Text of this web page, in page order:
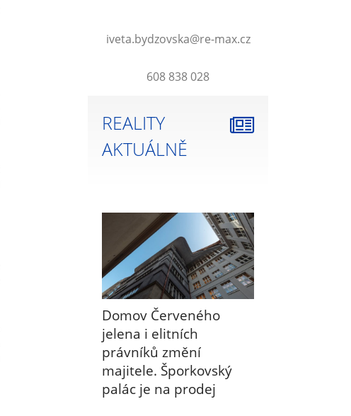
iveta.bydzovska@re-max.cz
608 838 028
REALITY
AKTUÁLNĚ
Domov Červeného
jelena i elitních
právníků změní
majitele. Šporkovský
palác je na prodej